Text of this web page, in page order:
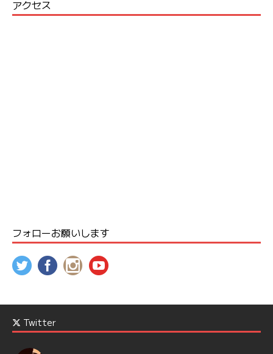
アクセス
フォローお願いします
Twitter